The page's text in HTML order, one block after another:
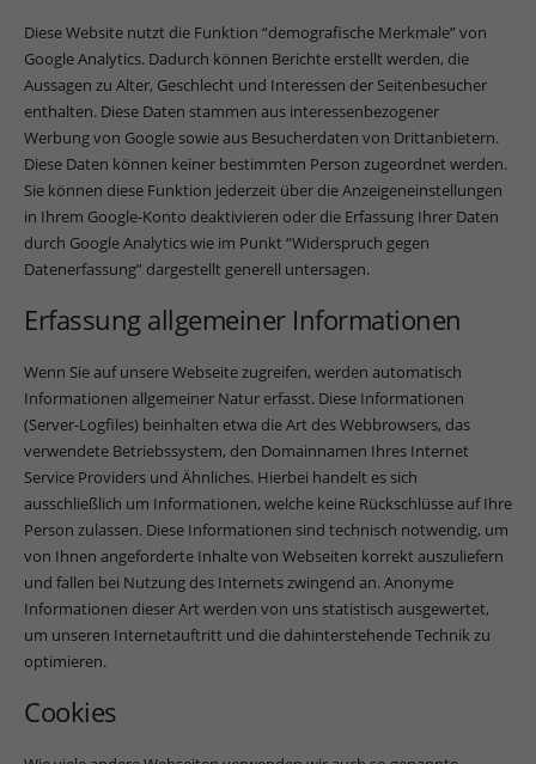
Diese Website nutzt die Funktion “demografische Merkmale” von
Google Analytics. Dadurch können Berichte erstellt werden, die
Aussagen zu Alter, Geschlecht und Interessen der Seitenbesucher
enthalten. Diese Daten stammen aus interessenbezogener
Werbung von Google sowie aus Besucherdaten von Drittanbietern.
Diese Daten können keiner bestimmten Person zugeordnet werden.
Sie können diese Funktion jederzeit über die Anzeigeneinstellungen
in Ihrem Google-Konto deaktivieren oder die Erfassung Ihrer Daten
durch Google Analytics wie im Punkt “Widerspruch gegen
Datenerfassung” dargestellt generell untersagen.
Erfassung allgemeiner Informationen
Wenn Sie auf unsere Webseite zugreifen, werden automatisch
Informationen allgemeiner Natur erfasst. Diese Informationen
(Server-Logfiles) beinhalten etwa die Art des Webbrowsers, das
verwendete Betriebssystem, den Domainnamen Ihres Internet
Service Providers und Ähnliches. Hierbei handelt es sich
ausschließlich um Informationen, welche keine Rückschlüsse auf Ihre
Person zulassen. Diese Informationen sind technisch notwendig, um
von Ihnen angeforderte Inhalte von Webseiten korrekt auszuliefern
und fallen bei Nutzung des Internets zwingend an. Anonyme
Informationen dieser Art werden von uns statistisch ausgewertet,
um unseren Internetauftritt und die dahinterstehende Technik zu
optimieren.
Cookies